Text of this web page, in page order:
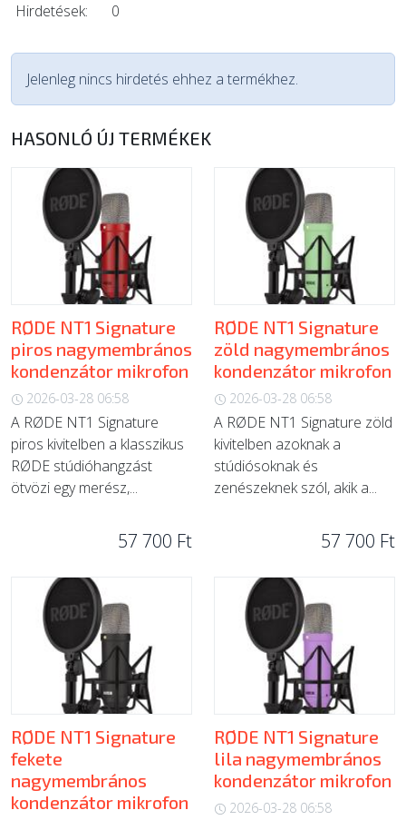
Hirdetések:
0
Jelenleg nincs hirdetés ehhez a termékhez.
HASONLÓ ÚJ TERMÉKEK
RØDE NT1 Signature
piros nagymembrános
kondenzátor mikrofon
2026-03-28 06:58
A RØDE NT1 Signature
piros kivitelben a klasszikus
RØDE stúdióhangzást
ötvözi egy merész,...
57 700 Ft
RØDE NT1 Signature
zöld nagymembrános
kondenzátor mikrofon
2026-03-28 06:58
A RØDE NT1 Signature zöld
kivitelben azoknak a
stúdiósoknak és
zenészeknek szól, akik a...
57 700 Ft
RØDE NT1 Signature
fekete
nagymembrános
kondenzátor mikrofon
RØDE NT1 Signature
lila nagymembrános
kondenzátor mikrofon
2026-03-28 06:58